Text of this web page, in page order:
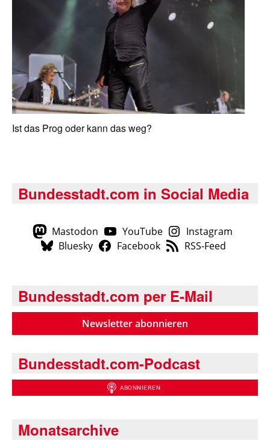
Ist das Prog oder kann das weg?
Bundesstadt.com in Social Media
Mastodon YouTube
Instagram
Bluesky
Facebook RSS-Feed
Bundesstadt.com per E-Mail
Newsletter abonnieren
Bundesstadt.com-Podcast
Monatsarchive